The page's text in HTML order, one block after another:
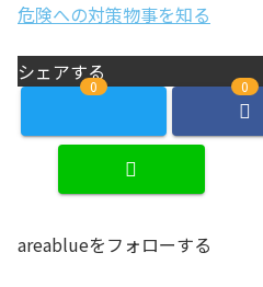
危険への対策物事を知る
シェアする
0 0
areablueをフォローする